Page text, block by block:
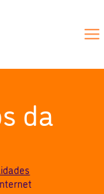
da